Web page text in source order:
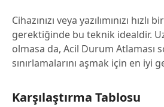
Cihazınızı veya yazılımınızı hızlı
gerektiğinde bu teknik idealdir.
olmasa da, Acil Durum Atlaması
sınırlamalarını aşmak için en iyi
Karşılaştırma Tablosu